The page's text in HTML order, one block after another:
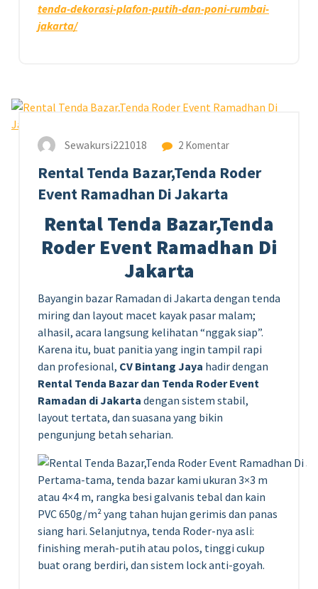
tenda-dekorasi-plafon-putih-dan-poni-rumbai-
jakarta/
Sewakursi221018 2 Komentar
Rental Tenda Bazar,Tenda Roder
Event Ramadhan Di Jakarta
Rental Tenda Bazar,Tenda
Roder Event Ramadhan Di
Jakarta
Bayangin bazar Ramadan di Jakarta dengan tenda
miring dan layout macet kayak pasar malam;
alhasil, acara langsung kelihatan “nggak siap”.
Karena itu, buat panitia yang ingin tampil rapi
dan profesional, CV Bintang Jaya hadir dengan
Rental Tenda Bazar dan Tenda Roder Event
Ramadan di Jakarta dengan sistem stabil,
layout tertata, dan suasana yang bikin
pengunjung betah seharian.
Pertama-tama, tenda bazar kami ukuran 3×3 m
atau 4×4 m, rangka besi galvanis tebal dan kain
PVC 650g/m² yang tahan hujan gerimis dan panas
siang hari. Selanjutnya, tenda Roder-nya asli:
finishing merah-putih atau polos, tinggi cukup
buat orang berdiri, dan sistem lock anti-goyah.